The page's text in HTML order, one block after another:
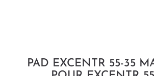
PAD EXCENTR 55-35